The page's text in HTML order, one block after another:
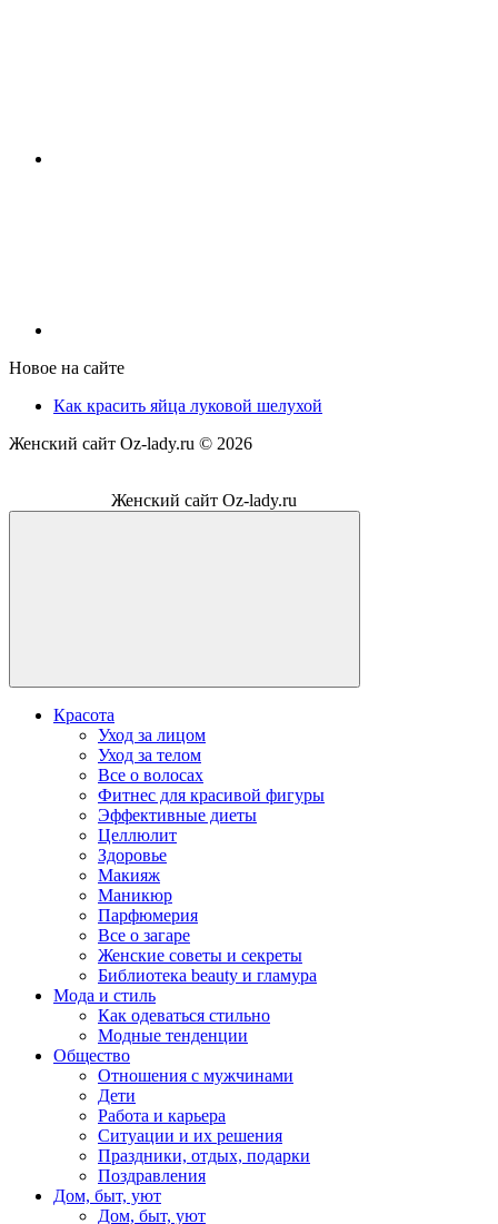
Новое на сайте
Как красить яйца луковой шелухой
Женский сайт Oz-lady.ru © 2026
Женский сайт Oz-lady.ru
Красота
Уход за лицом
Уход за телом
Все о волосах
Фитнес для красивой фигуры
Эффективные диеты
Целлюлит
Здоровье
Макияж
Маникюр
Парфюмерия
Все о загаре
Женские советы и секреты
Библиотека beauty и гламура
Мода и стиль
Как одеваться стильно
Модные тенденции
Общество
Отношения с мужчинами
Дети
Работа и карьера
Ситуации и их решения
Праздники, отдых, подарки
Поздравления
Дом, быт, уют
Дом, быт, уют